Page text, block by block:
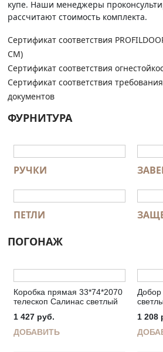
купе. Наши менеджеры
рассчитают стоимость комплекта.
Сертификат соответствия
СМ)
Сертификат соответствия
Сертификат соответствия
документов
ФУРНИТУРА
РУЧКИ
ПЕТЛИ
ПОГОНАЖ
Коробка прямая 33*74*2070
телескоп Салинас светлый
1 427 руб.
ДОБАВИТЬ
1 208